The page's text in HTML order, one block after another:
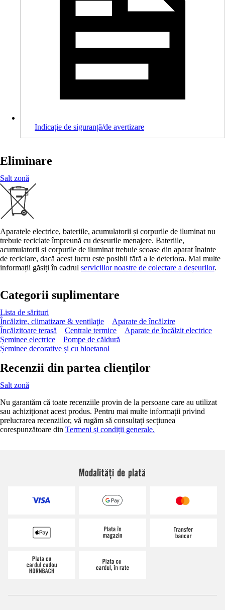
Indicație de siguranță/de avertizare
Eliminare
Salt zonă
Aparatele electrice, bateriile, acumulatorii și corpurile de iluminat nu
trebuie reciclate împreună cu deșeurile menajere. Bateriile,
acumulatorii și corpurile de iluminat trebuie scoase din aparat înainte
de reciclare, dacă acest lucru este posibil fără a le deteriora. Mai multe
informații găsiți în cadrul serviciilor noastre de colectare a deșeurilor.
Categorii suplimentare
Lista de sărituri
Încălzire, climatizare & ventilaţie
Aparate de încălzire
Încălzitoare terasă
Centrale termice
Aparate de încălzit electrice
Șeminee electrice
Pompe de căldură
Șeminee decorative și cu bioetanol
Recenzii din partea clienților
Salt zonă
Nu garantăm că toate recenziile provin de la persoane care au utilizat
sau achiziționat acest produs. Pentru mai multe informații privind
prelucrarea recenziilor, vă rugăm să consultați secțiunea
corespunzătoare din Termeni și condiții generale.
Modalități de plată